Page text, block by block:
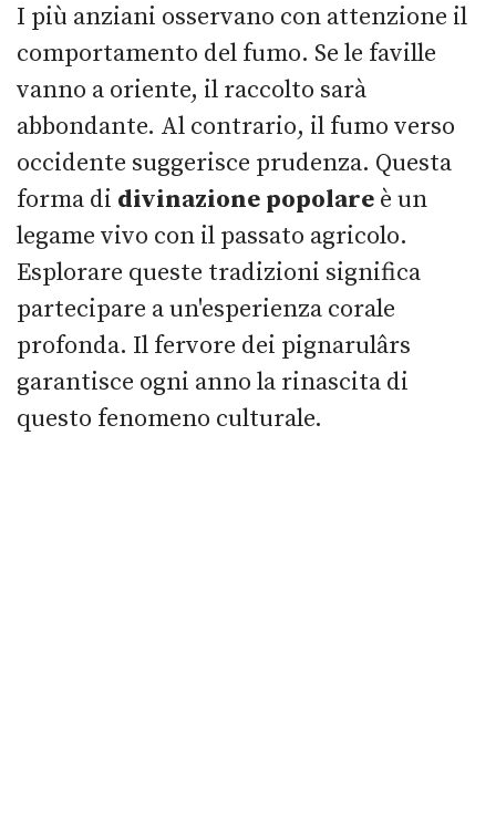
I più anziani osservano con attenzione il
comportamento del fumo. Se le faville
vanno a oriente, il raccolto sarà
abbondante. Al contrario, il fumo verso
occidente suggerisce prudenza. Questa
forma di divinazione popolare è un
legame vivo con il passato agricolo.
Esplorare queste tradizioni significa
partecipare a un'esperienza corale
profonda. Il fervore dei pignarulârs
garantisce ogni anno la rinascita di
questo fenomeno culturale.